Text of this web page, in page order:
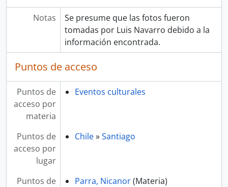
Notas
Se presume que las fotos fueron
tomadas por Luis Navarro debido a la
información encontrada.
Puntos de acceso
Puntos de
acceso por
materia
Eventos culturales
Puntos de
acceso por
lugar
Chile»Santiago
Puntos de
Parra, Nicanor(Materia)